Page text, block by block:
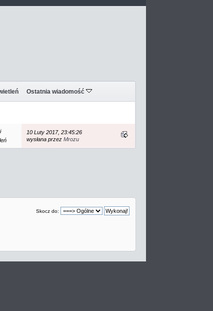
Ostatnia wiadomość
10 Luty 2017, 23:45:26
wysłana przezMrozu
Skocz do: